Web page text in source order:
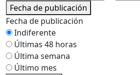
Fecha de publicación
Fecha de publicación
Indiferente
Últimas 48 horas
Última semana
Último mes